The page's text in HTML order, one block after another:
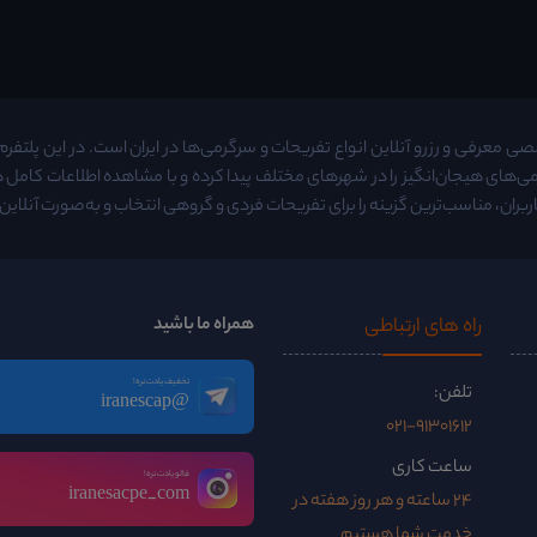
معرفی و رزرو آنلاین انواع تفریحات و سرگرمی‌ها در ایران است. در این
هیجان‌انگیز را در شهرهای مختلف پیدا کرده و با مشاهده اطلاعات
مناسب‌ترین گزینه را برای تفریحات فردی و گروهی انتخاب و به‌صورت
راه ‌های ارتباطی
تلفن:
021-91301612
ساعت کاری
24 ساعته و هر روز هفته در
همراه ما باشید
تخفیف یادت نره!
@iranescap
فالو یادت نره!
iranesacpe_com